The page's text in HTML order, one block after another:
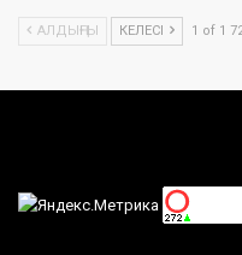
АЛДЫҢҒЫ КЕЛЕСІ 1 of 1